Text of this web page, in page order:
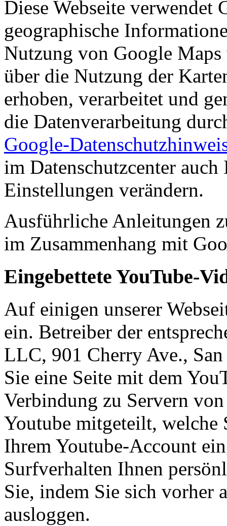
Diese Webseite verwendet
geographische
Nutzung von Google
über die Nutzung der
erhoben, verarbeitet und
die Datenverarbeitung
Google-
im Datenschutzcenter
Einstellungen verändern.
Ausführliche Anleitungen
im Zusammenhang mit
Eingebettete YouTube-
Auf einigen unserer
ein. Betreiber der
LLC, 901 Cherry Ave.,
Sie eine Seite mit dem
Verbindung zu Servern
Youtube mitgeteilt, welche
Ihrem Youtube-Account
Surfverhalten Ihnen
Sie, indem Sie sich vorher
ausloggen.